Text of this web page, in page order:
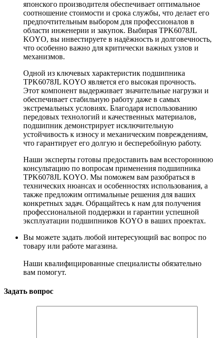
японского производителя обеспечивает оптимальное
соотношение стоимости и срока службы, что делает его
предпочтительным выбором для профессионалов в
области инженерии и закупок. Выбирая TPK6078JL
KOYO, вы инвестируете в надёжность и долговечность,
что особенно важно для критически важных узлов и
механизмов.
Одной из ключевых характеристик подшипника
TPK6078JL KOYO является его высокая прочность.
Этот компонент выдерживает значительные нагрузки и
обеспечивает стабильную работу даже в самых
экстремальных условиях. Благодаря использованию
передовых технологий и качественных материалов,
подшипник демонстрирует исключительную
устойчивость к износу и механическим повреждениям,
что гарантирует его долгую и бесперебойную работу.
Наши эксперты готовы предоставить вам всестороннюю
консультацию по вопросам применения подшипника
TPK6078JL KOYO. Мы поможем вам разобраться в
технических нюансах и особенностях использования, а
также предложим оптимальные решения для ваших
конкретных задач. Обращайтесь к нам для получения
профессиональной поддержки и гарантии успешной
эксплуатации подшипников KOYO в ваших проектах.
Вы можете задать любой интересующий вас вопрос по
товару или работе магазина.
Наши квалифицированные специалисты обязательно
вам помогут.
Задать вопрос